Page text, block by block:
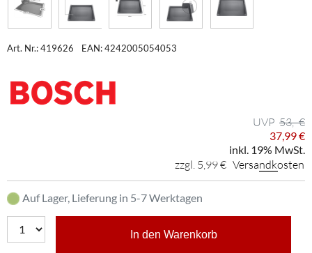
Art. Nr.: 419626 EAN: 4242005054053
53,- €
37,99 €
inkl. 19% MwSt.
zzgl. 5,99 € Versandkosten
Auf Lager, Lieferung in 5-7 Werktagen
In den Warenkorb